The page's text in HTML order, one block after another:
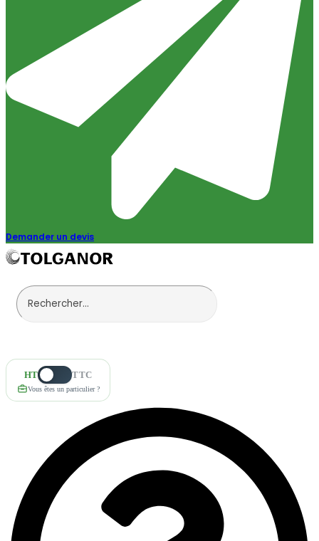
Demander un devis
HT TTC
Vous êtes un particulier ?